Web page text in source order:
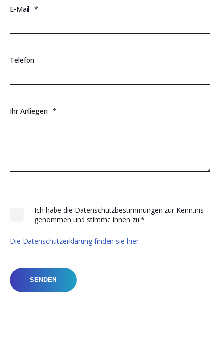
E-Mail *
Telefon
Ihr Anliegen *
Ich habe die Datenschutzbestimmungen zur Kenntnis
genommen und stimme ihnen zu.*
Die Datenschutzerklärung finden sie hier.